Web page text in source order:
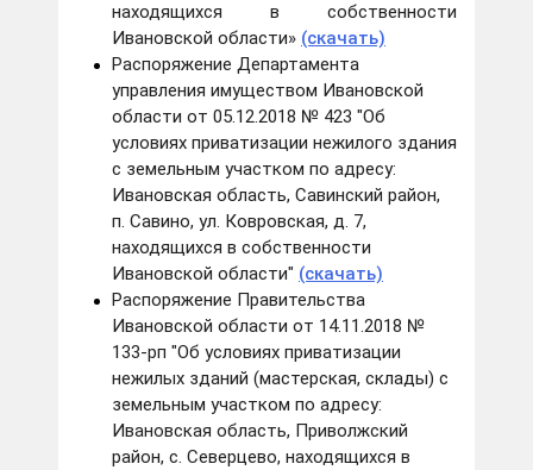
находящихся в собственности
Ивановской области» (скачать)
Распоряжение Департамента
управления имуществом Ивановской
области от 05.12.2018 № 423 "Об
условиях приватизации нежилого здания
с земельным участком по адресу:
Ивановская область, Савинский район,
п. Савино, ул. Ковровская, д. 7,
находящихся в собственности
Ивановской области" (скачать)
Распоряжение Правительства
Ивановской области от 14.11.2018 №
133-рп "Об условиях приватизации
нежилых зданий (мастерская, склады) с
земельным участком по адресу:
Ивановская область, Приволжский
район, с. Северцево, находящихся в